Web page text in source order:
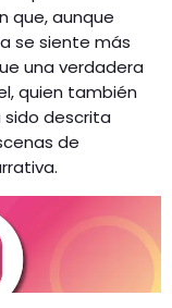
que, aunque
se siente más
una verdadera
quien también
sido descrita
de